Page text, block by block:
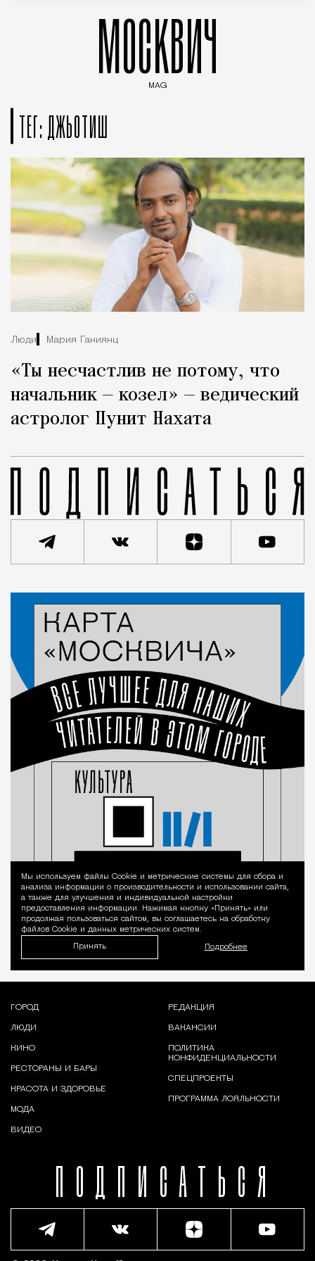
МОСКВИЧ
MAG
ТЕГ: ДЖЬОТИШ
Люди Мария Ганиянц
«Ты несчастлив не потому, что
начальник — козел» — ведический
астролог Пунит Нахата
Уведомление
Мы используем файлы Сookie и метрические системы для сбора и
анализа информации о производительности и использовании сайта,
а также для улучшения и индивидуальной настройки
предоставления информации. Нажимая кнопку «Принять» или
продолжая пользоваться сайтом, вы соглашаетесь на обработку
файлов Cookie и данных метрических систем.
Принять Подробнее
ПОДПИСАТЬСЯ
ГОРОД
ЛЮДИ
КИНО
РЕСТОРАНЫ И БАРЫ
КРАСОТА И ЗДОРОВЬЕ
МОДА
ВИДЕО
РЕДАКЦИЯ
ВАКАНСИИ
ПОЛИТИКА
КОНФИДЕНЦИАЛЬНОСТИ
СПЕЦПРОЕКТЫ
ПРОГРАММА ЛОЯЛЬНОСТИ